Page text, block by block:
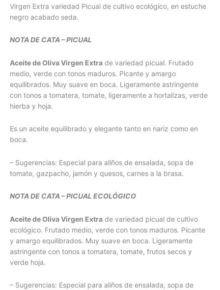
Virgen Extra variedad Picual de cultivo ecológico, en estuche
negro acabado seda.
NOTA DE CATA – PICUAL
Aceite de Oliva Virgen Extra de variedad picual. Frutado
medio, verde con tonos maduros. Picante y amargo
equilibrados. Muy suave en boca. Ligeramente astringente
con tonos a tomatera, tomate, ligeramente a hortalizas, verde
hierba y hoja.
Es un aceite equilibrado y elegante tanto en nariz como en
boca.
– Sugerencias: Especial para aliños de ensalada, sopa de
tomate, gazpacho, jamón y quesos, carnes a la brasa.
NOTA DE CATA – PICUAL ECOLÓGICO
Aceite de Oliva Virgen Extra de variedad picual de cultivo
ecológico. Frutado medio, verde con tonos maduros. Picante
y amargo equilibrados. Muy suave en boca. Ligeramente
astringente con tonos a tomatera, tomate, frutos secos y
verde hoja.
– Sugerencias: Especial para aliños de ensalada, sopa de